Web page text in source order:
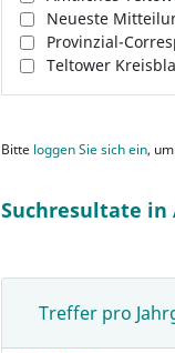
Neueste
Provinzial-
Teltower
Bitte loggen Sie sich ein,
Suchresultate in
Treffer pro